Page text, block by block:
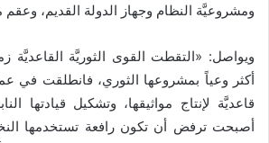
ومشروعيَّة النظام وجهاز الدولة القديم،
ويواصل: «التقطت القوى الثوريَّة القاعديَّة
أكثر وعياً بمشروعها الثوري، فانطلقت في
قاعديَّة لإنتاج مواثيقها، وتشكيل قيادتها
أصبحت ترفض أن تكون رافعة تستخدمها